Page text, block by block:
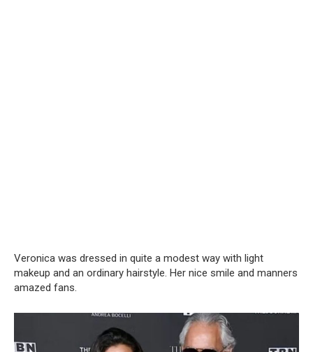
Veronica was dressed in quite a modest way with light
makeup and an ordinary hairstyle. Her nice smile and manners
amazed fans.